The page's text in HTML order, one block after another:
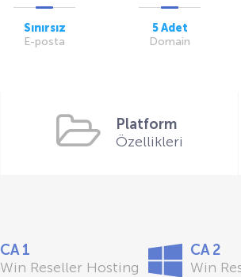
Sınırsız
E-posta
5 Adet
Domain
Platform
Özellikleri
CA 1
Win Reseller Hosting
CA 2
Win